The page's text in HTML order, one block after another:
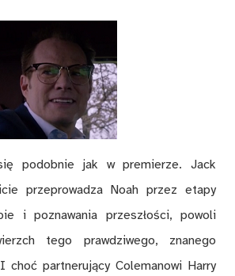
podobnie jak w premierze. Jack
przeprowadza Noah przez etapy
i poznawania przeszłości, powoli
tego prawdziwego, znanego
choć partnerujący Colemanowi Harry